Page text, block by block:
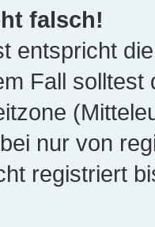
falsch!
entspricht
Fall solltest
nur von
registriert